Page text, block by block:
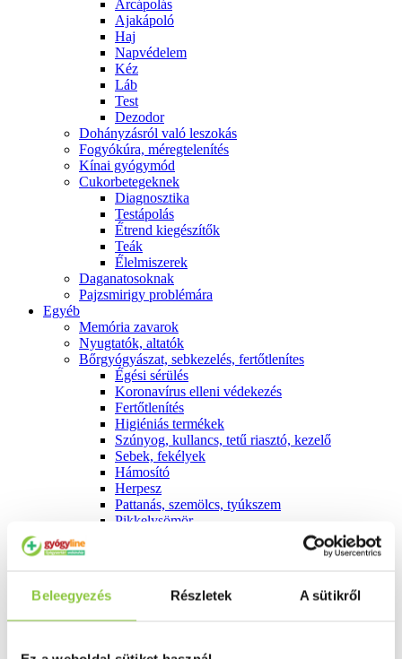
Beleegyezés Részletek A sütikről
Arcápolás
Ajakápoló
Haj
Napvédelem
Kéz
Láb
Test
Dezodor
Dohányzásról való leszokás
Fogyókúra, méregtelenítés
Kínai gyógymód
Cukorbetegeknek
Diagnosztika
Testápolás
É́trend kiegészítők
Teák
É́lelmiszerek
Daganatosoknak
Pajzsmirigy problémára
Egyéb
Memória zavarok
Nyugtatók, altatók
Bőrgyógyászat, sebkezelés, fertőtlenítes
É́gési sérülés
Koronavírus elleni védekezés
Fertőtlenítés
Higiéniás termékek
Szúnyog, kullancs, tetű riasztó, kezelő
Sebek, fekélyek
Hámosító
Herpesz
Pattanás, szemölcs, tyúkszem
Pikkelysömör
Allergia
Emésztés
Székrekedés
Hányás, hányinger